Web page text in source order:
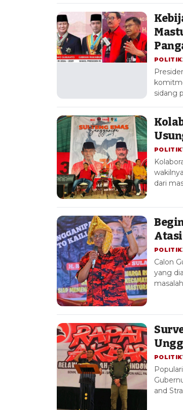
POLITIK
sidang
POLITIK
dari
Atasi
POLITIK
Calon
yang
POLITIK
and